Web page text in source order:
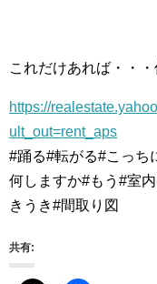
これだけあれば・・・
https://
ult_out=rent_aps
#踊る#転がる#こっち
何しますか#もう#室
きうき#間取り図
共有: